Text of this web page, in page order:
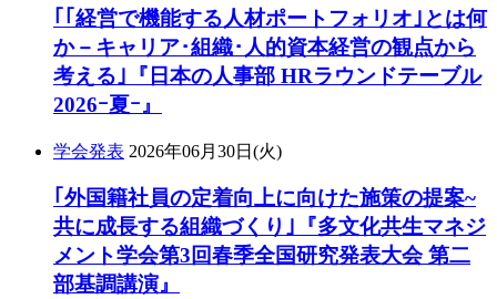
｢｢経営で機能する人材ポートフォリオ｣とは何
か－キャリア･組織･人的資本経営の観点から
考える｣『日本の人事部 HRラウンドテーブル
2026ｰ夏ｰ』
学会発表 2026年06月30日(火)
｢外国籍社員の定着向上に向けた施策の提案~
共に成長する組織づくり｣『多文化共生マネジ
メント学会第3回春季全国研究発表大会 第二
部基調講演』